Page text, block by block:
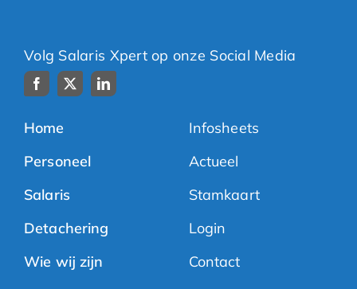
Volg Salaris Xpert op onze Social Media
Home
Personeel
Salaris
Detachering
Wie wij zijn
Infosheets
Actueel
Stamkaart
Login
Contact